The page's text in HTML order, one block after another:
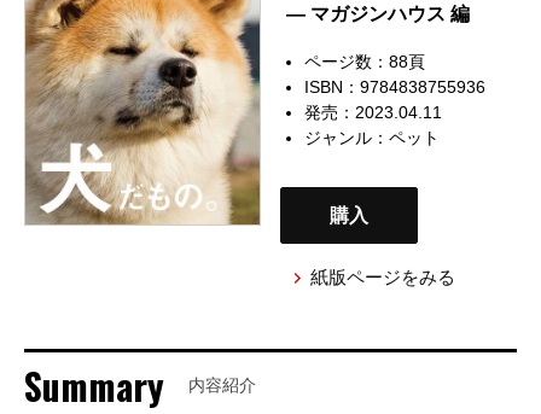
— マガジンハウス 編
ページ数：88頁
ISBN：9784838755936
発売：2023.04.11
ジャンル：ペット
購入
紙版ページをみる
Summary 内容紹介